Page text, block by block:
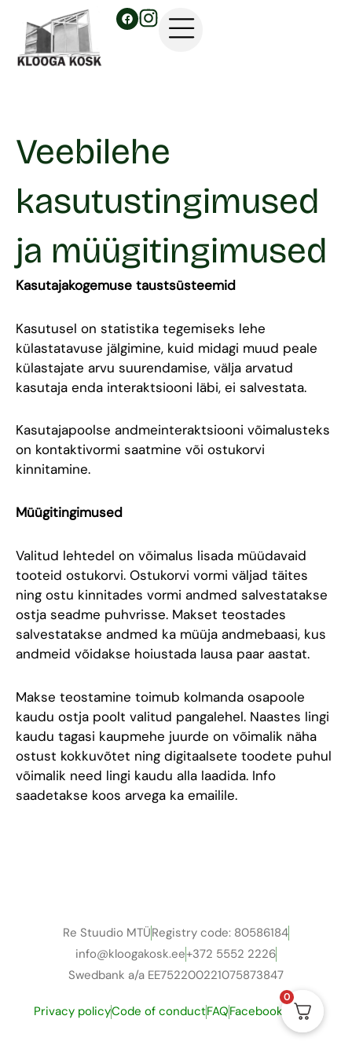
content
F
a
c
I
r
a
m
Veebilehe
kasutustingimused
ja müügitingimused
Kasutajakogemuse taustsüsteemid
Kasutusel on statistika tegemiseks lehe
külastatavuse jälgimine, kuid midagi muud peale
külastajate arvu suurendamise, välja arvatud
kasutaja enda interaktsiooni läbi, ei salvestata.
Kasutajapoolse andmeinteraktsiooni võimalusteks
on kontaktivormi saatmine või ostukorvi
kinnitamine.
Müügitingimused
Valitud lehtedel on võimalus lisada müüdavaid
tooteid ostukorvi. Ostukorvi vormi väljad täites
ning ostu kinnitades vormi andmed salvestatakse
ostja seadme puhvrisse. Makset teostades
salvestatakse andmed ka müüja andmebaasi, kus
andmeid võidakse hoiustada lausa paar aastat.
Makse teostamine toimub kolmanda osapoole
kaudu ostja poolt valitud pangalehel. Naastes lingi
kaudu tagasi kaupmehe juurde on võimalik näha
ostust kokkuvõtet ning digitaalsete toodete puhul
võimalik need lingi kaudu alla laadida. Info
saadetakse koos arvega ka emailile.
Re Stuudio MTÜRegistry code: 80586184
info@kloogakosk.ee+372 5552 2226
Swedbank a/a EE752200221075873847
Privacy policyCode of conductFAQFacebook group
0